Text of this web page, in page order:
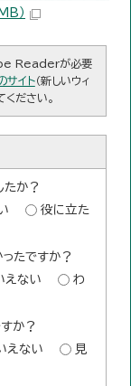
）
Readerが必要
サイト（新しいウィ
ください。
たか？
役に立た
たですか？
えない
わ
か？
えない
見